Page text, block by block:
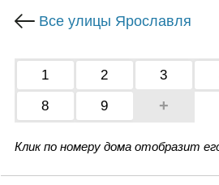
Все улицы Ярославля
1 2 3
8
9 +
Клик по номеру дома отобразит